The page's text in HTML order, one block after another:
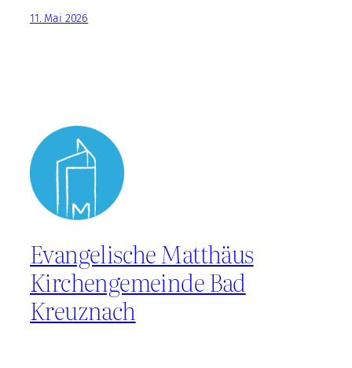
11. Mai 2026
Evangelische Matthäus
Kirchengemeinde Bad
Kreuznach